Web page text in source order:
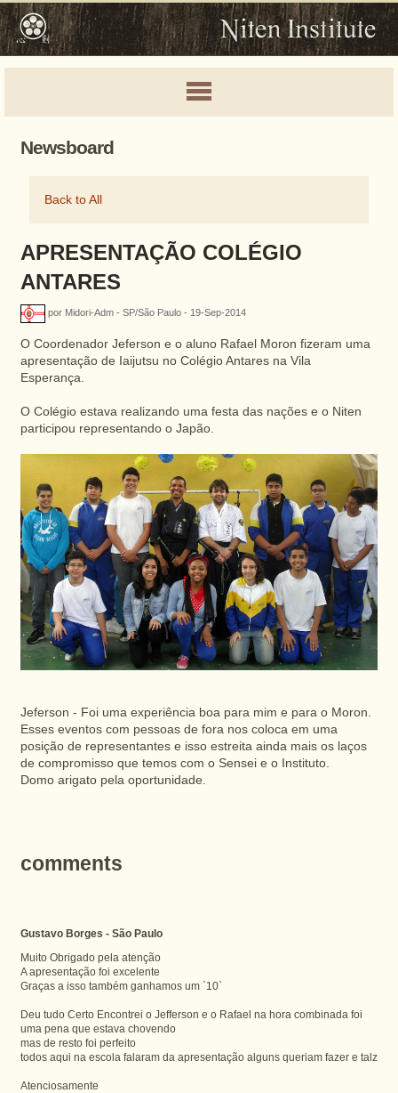
Newsboard
Back to All
APRESENTAÇÃO COLÉGIO
ANTARES
por Midori-Adm - SP/São Paulo - 19-Sep-2014
O Coordenador Jeferson e o aluno Rafael Moron fizeram uma
apresentação de Iaijutsu no Colégio Antares na Vila
Esperança.
O Colégio estava realizando uma festa das nações e o Niten
participou representando o Japão.
Jeferson - Foi uma experiência boa para mim e para o Moron.
Esses eventos com pessoas de fora nos coloca em uma
posição de representantes e isso estreita ainda mais os laços
de compromisso que temos com o Sensei e o Instituto.
Domo arigato pela oportunidade.
comments
Gustavo Borges - São Paulo
Muito Obrigado pela atenção
A apresentação foi excelente
Graças a isso também ganhamos um `10`
Deu tudo Certo Encontrei o Jefferson e o Rafael na hora combinada foi
uma pena que estava chovendo
mas de resto foi perfeito
todos aqui na escola falaram da apresentação alguns queriam fazer e talz
Atenciosamente